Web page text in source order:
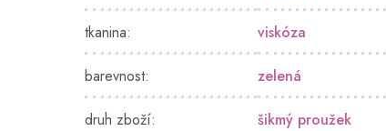
tkanina: viskóza
barevnost: zelená
druh zboží: šikmý proužek